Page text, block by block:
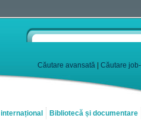
Căutare avansată Căutare
Bibliotecă și documentare